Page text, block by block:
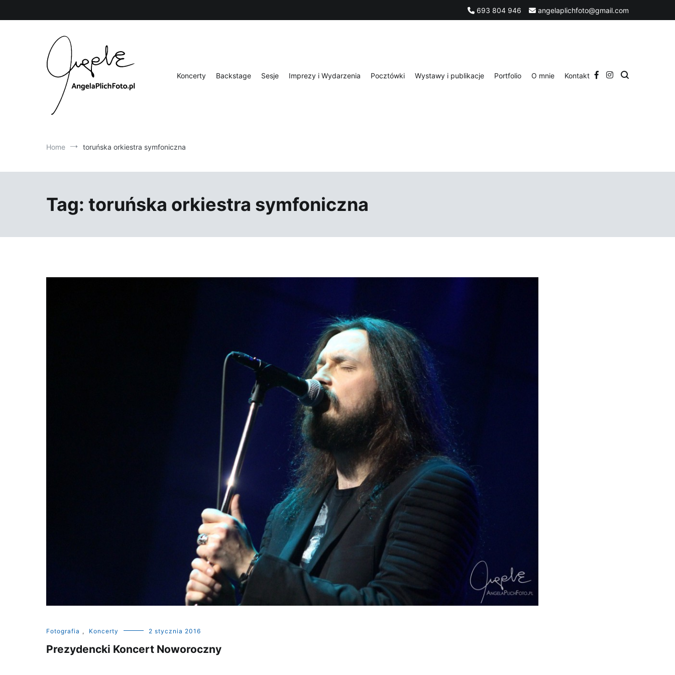
693 804 946 angelaplichfoto@gmail.com
Koncerty Backstage Sesje Imprezy i Wydarzenia Pocztówki Wystawy i publikacje Portfolio O mnie Kontakt
Home toruńska orkiestra symfoniczna
Tag: toruńska orkiestra symfoniczna
Fotografia , Koncerty 2 stycznia 2016
Prezydencki Koncert Noworoczny